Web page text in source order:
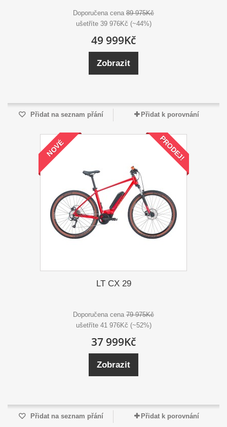
Doporučena cena 89 975Kč
ušetříte 39 976Kč (~44%)
49 999Kč
Zobrazit
Přidat na seznam přání Přidat k porovnání
NOVÉ PRODEJ!
LT CX 29
Doporučena cena 79 975Kč
ušetříte 41 976Kč (~52%)
37 999Kč
Zobrazit
Přidat na seznam přání Přidat k porovnání